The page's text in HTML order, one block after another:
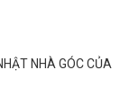
NHÀ GÓC CỦA